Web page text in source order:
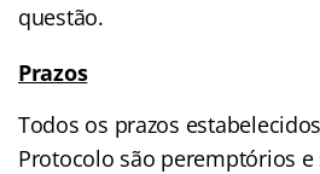
questão.
Prazos
Todos os prazos
Protocolo são peremptórios